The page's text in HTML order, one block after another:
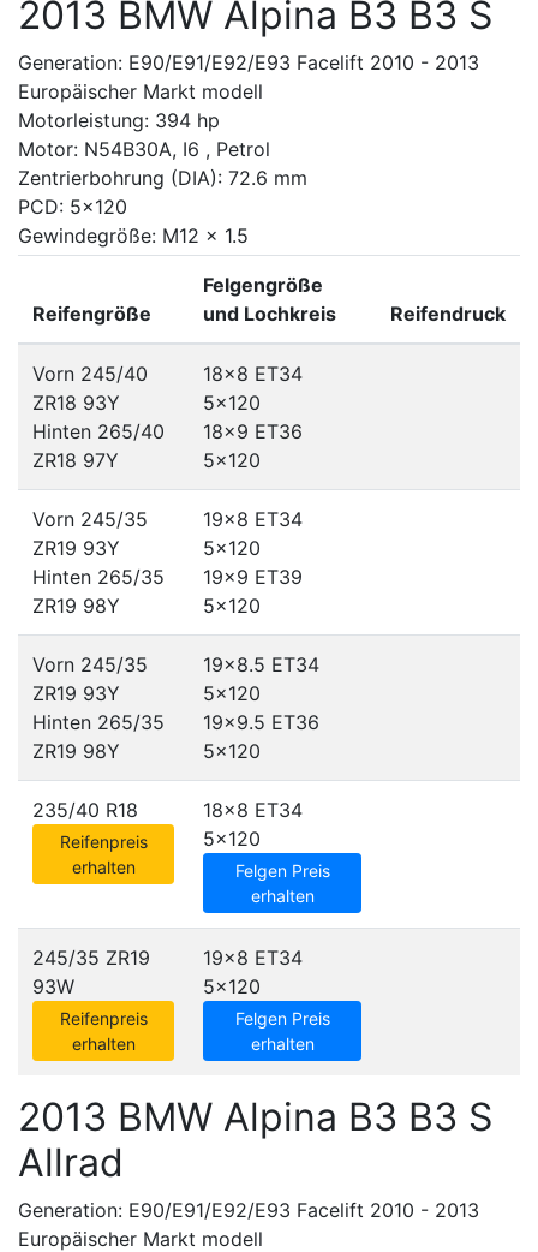
2013 BMW Alpina B3 B3 S
Generation: E90/E91/E92/E93 Facelift 2010 - 2013
Europäischer Markt modell
Motorleistung: 394 hp
Motor: N54B30A, I6 , Petrol
Zentrierbohrung (DIA): 72.6 mm
PCD: 5x120
Gewindegröße: M12 x 1.5
Reifengröße
Felgengröße
und Lochkreis
Reifendruck
Vorn 245/40
ZR18 93Y
Hinten 265/40
ZR18 97Y
18x8 ET34
5x120
18x9 ET36
5x120
Vorn 245/35
ZR19 93Y
Hinten 265/35
ZR19 98Y
19x8 ET34
5x120
19x9 ET39
5x120
Vorn 245/35
ZR19 93Y
Hinten 265/35
ZR19 98Y
19x8.5 ET34
5x120
19x9.5 ET36
5x120
235/40 R18
Reifenpreis
erhalten
18x8 ET34
5x120
Felgen Preis
erhalten
245/35 ZR19
93W
Reifenpreis
erhalten
19x8 ET34
5x120
Felgen Preis
erhalten
2013 BMW Alpina B3 B3 S
Allrad
Generation: E90/E91/E92/E93 Facelift 2010 - 2013
Europäischer Markt modell